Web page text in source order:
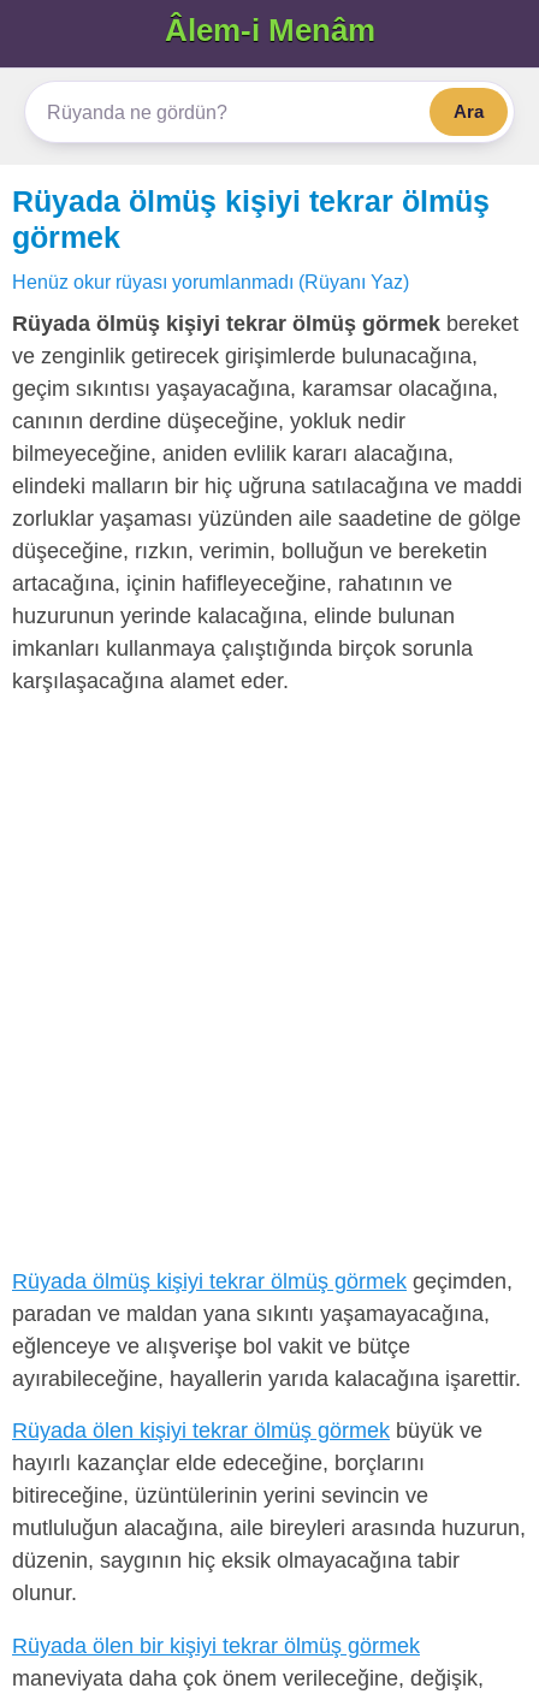
Âlem-i Menâm
Ara
Rüyada ölmüş kişiyi tekrar ölmüş
görmek
Henüz okur rüyası yorumlanmadı (Rüyanı Yaz)
Rüyada ölmüş kişiyi tekrar ölmüş görmek bereket
ve zenginlik getirecek girişimlerde bulunacağına,
geçim sıkıntısı yaşayacağına, karamsar olacağına,
canının derdine düşeceğine, yokluk nedir
bilmeyeceğine, aniden evlilik kararı alacağına,
elindeki malların bir hiç uğruna satılacağına ve maddi
zorluklar yaşaması yüzünden aile saadetine de gölge
düşeceğine, rızkın, verimin, bolluğun ve bereketin
artacağına, içinin hafifleyeceğine, rahatının ve
huzurunun yerinde kalacağına, elinde bulunan
imkanları kullanmaya çalıştığında birçok sorunla
karşılaşacağına alamet eder.
Rüyada ölmüş kişiyi tekrar ölmüş görmek geçimden,
paradan ve maldan yana sıkıntı yaşamayacağına,
eğlenceye ve alışverişe bol vakit ve bütçe
ayırabileceğine, hayallerin yarıda kalacağına işarettir.
Rüyada ölen kişiyi tekrar ölmüş görmek büyük ve
hayırlı kazançlar elde edeceğine, borçlarını
bitireceğine, üzüntülerinin yerini sevincin ve
mutluluğun alacağına, aile bireyleri arasında huzurun,
düzenin, saygının hiç eksik olmayacağına tabir
olunur.
Rüyada ölen bir kişiyi tekrar ölmüş görmek
maneviyata daha çok önem verileceğine, değişik,